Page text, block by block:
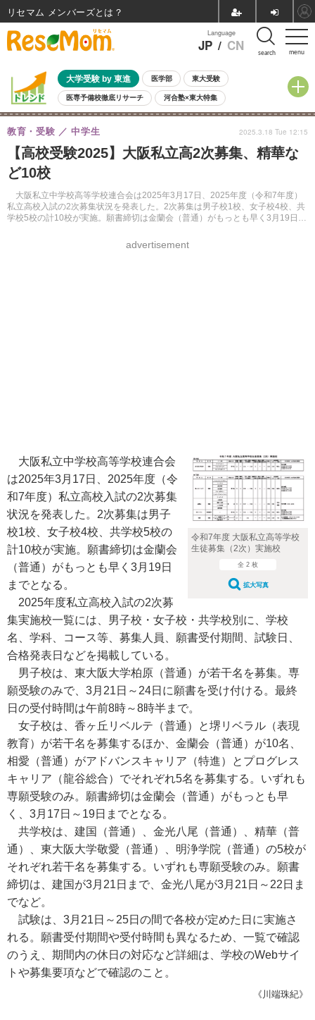
menu
Language
JP / CN search
大学受験 by 東進 医学部 東大受験
医専予備校徹底リサーチ 河合塾×東大特集
親子で考える大学選び 高校受験 中学受験 小学校受験
共通テスト 夏休み
8月開催イベント・WS 全国公立高校 過去問 人気記事
自由研究教材（小学生向け）
【高校受験2025】大阪私立高2次募集、精華な
ど10校
大阪私立中学校高等学校連合会は2025年3月17日、2025年度（令和7年度）
私立高校入試の2次募集状況を発表した。2次募集は男子校1校、女子校4校、共
学校5校の計10校が実施。願書締切は金蘭会（普通）がもっとも早く3月19日ま
教育・受験 中学生
advertisement
2025.3.18 Tue 12:15
令和7年度 大阪私立高等学校
生徒募集（2次）実施校
全 2 枚
拡大写真
大阪私立中学校高等学校連合会
は2025年3月17日、2025年度（令
和7年度）私立高校入試の2次募集
状況を発表した。2次募集は男子
校1校、女子校4校、共学校5校の
計10校が実施。願書締切は金蘭会
（普通）がもっとも早く3月19日
までとなる。
2025年度私立高校入試の2次募
集実施校一覧には、男子校・女子校・共学校別に、学校
名、学科、コース等、募集人員、願書受付期間、試験日、
合格発表日などを掲載している。
男子校は、東大阪大学柏原（普通）が若干名を募集。専
願受験のみで、3月21日～24日に願書を受け付ける。最終
日の受付時間は午前8時～8時半まで。
女子校は、香ヶ丘リベルテ（普通）と堺リベラル（表現
教育）が若干名を募集するほか、金蘭会（普通）が10名、
相愛（普通）がアドバンスキャリア（特進）とプログレス
キャリア（龍谷総合）でそれぞれ5名を募集する。いずれも
専願受験のみ。願書締切は金蘭会（普通）がもっとも早
く、3月17日～19日までとなる。
共学校は、建国（普通）、金光八尾（普通）、精華（普
通）、東大阪大学敬愛（普通）、明浄学院（普通）の5校が
それぞれ若干名を募集する。いずれも専願受験のみ。願書
締切は、建国が3月21日まで、金光八尾が3月21日～22日ま
でなど。
試験は、3月21日～25日の間で各校が定めた日に実施さ
れる。願書受付期間や受付時間も異なるため、一覧で確認
のうえ、期間内の休日の対応など詳細は、学校のWebサイ
トや募集要項などで確認のこと。
《川端珠紀》
リセマム メンバーズ